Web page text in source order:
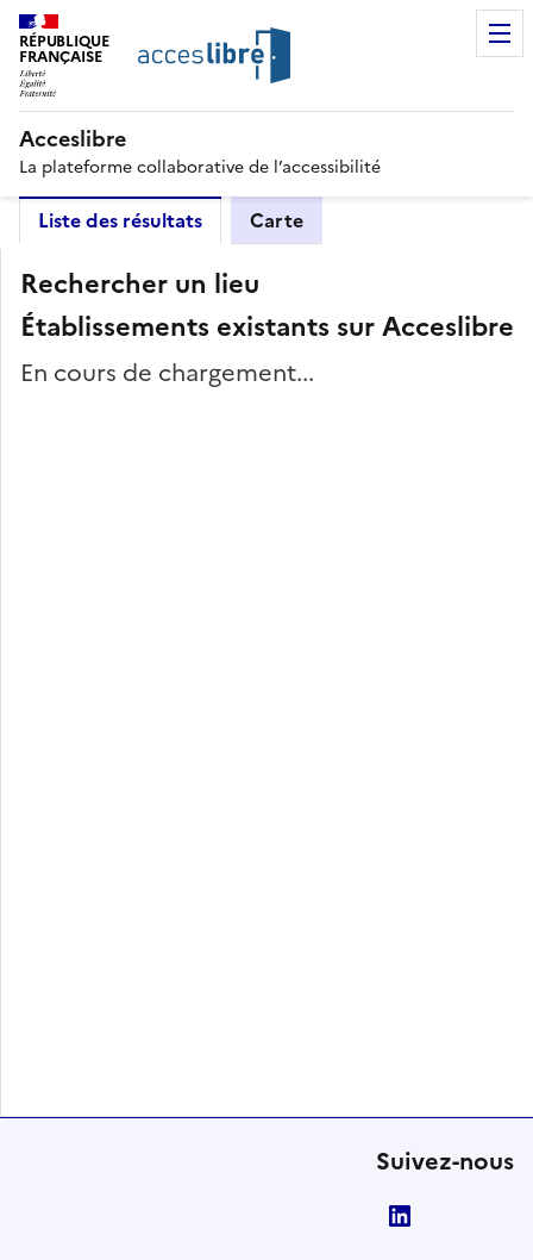
RÉPUBLIQUE
FRANÇAISE
Acceslibre
La plateforme collaborative de l’accessibilité
Liste des résultats Carte
Rechercher un lieu
Établissements existants sur Acceslibre
En cours de chargement...
Suivez-nous